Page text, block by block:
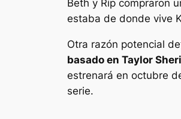
Beth y Rip compraron
estaba de donde vive
Otra razón potencial
basado en Taylor
estrenará en octubre
serie.